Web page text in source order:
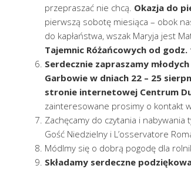
przepraszać nie chcą. Okazja do
pierwszą sobotę miesiąca – obok
do kapłaństwa, wszak Maryja jest
Tajemnic Różańcowych od
Serdecznie zapraszamy
Garbowie w dniach 22 – 25
stronie internetowej Centrum
zainteresowane prosimy o kontakt
Zachęcamy do czytania i nabywania
Gość Niedzielny i L’osservatore
Módlmy się o dobrą pogodę dla
Składamy serdeczne